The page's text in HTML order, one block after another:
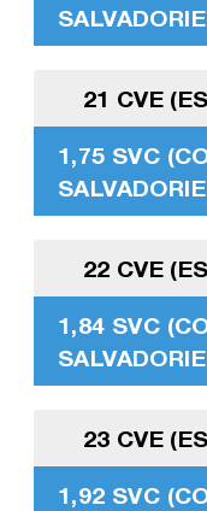
21 CVE
1,75 SVC
22 CVE
1,84 SVC
23 CVE
1,92 SVC